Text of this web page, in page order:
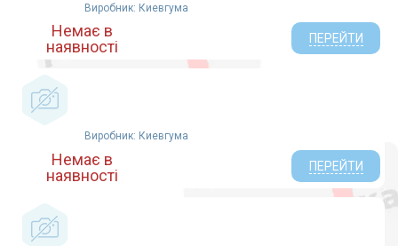
Виробник: Киевгума
Немає в
наявності
ПЕРЕЙТИ
Виробник: Киевгума
Немає в
наявності
ПЕРЕЙТИ